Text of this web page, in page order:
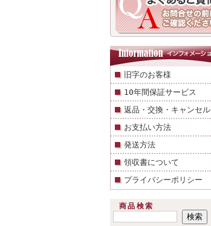
旧字のお客様
10年間保証サービス
返品・交換・キャンセル
お支払い方法
発送方法
領収書について
プライバシーポリシー
商品検索